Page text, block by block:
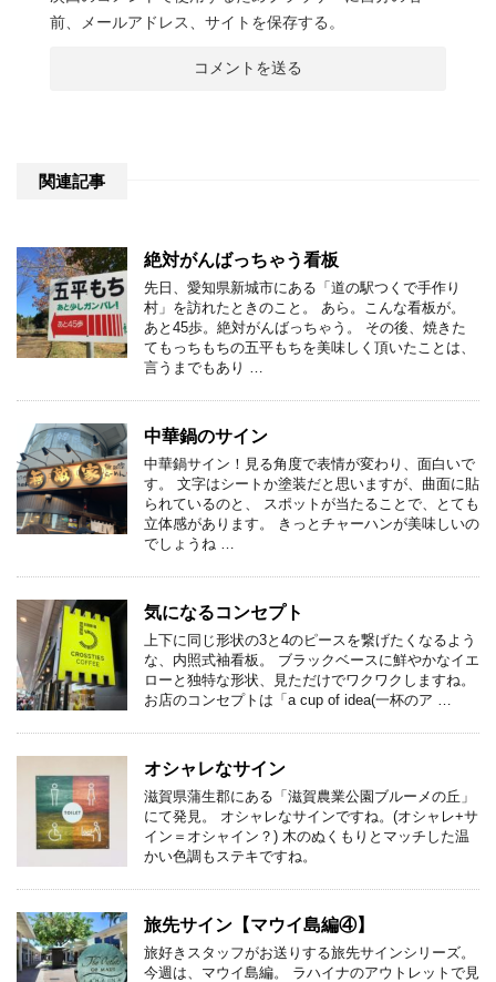
前、メールアドレス、サイトを保存する。
関連記事
絶対がんばっちゃう看板
先日、愛知県新城市にある「道の駅つくで手作り
村」を訪れたときのこと。 あら。こんな看板が。
あと45歩。絶対がんばっちゃう。 その後、焼きた
てもっちもちの五平もちを美味しく頂いたことは、
言うまでもあり …
中華鍋のサイン
中華鍋サイン！見る角度で表情が変わり、面白いで
す。 文字はシートか塗装だと思いますが、曲面に貼
られているのと、 スポットが当たることで、とても
立体感があります。 きっとチャーハンが美味しいの
でしょうね …
気になるコンセプト
上下に同じ形状の3と4のピースを繋げたくなるよう
な、内照式袖看板。 ブラックベースに鮮やかなイエ
ローと独特な形状、見ただけでワクワクしますね。
お店のコンセプトは「a cup of idea(一杯のア …
オシャレなサイン
滋賀県蒲生郡にある「滋賀農業公園ブルーメの丘」
にて発見。 オシャレなサインですね。(オシャレ+サ
イン＝オシャイン？) 木のぬくもりとマッチした温
かい色調もステキですね。
旅先サイン【マウイ島編④】
旅好きスタッフがお送りする旅先サインシリーズ。
今週は、マウイ島編。 ラハイナのアウトレットで見